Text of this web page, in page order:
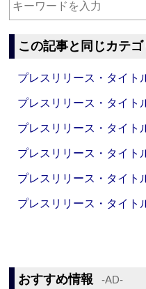
この記事と同じカテ
プレスリリース・タイ
プレスリリース・タイ
プレスリリース・タイ
プレスリリース・タイ
プレスリリース・タイ
プレスリリース・タイ
おすすめ情報 ‐AD‐